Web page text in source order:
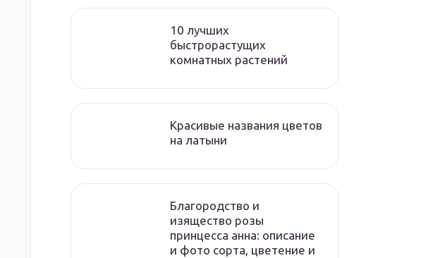
10 лучших
быстрорастущих
комнатных растений
Красивые названия цветов
на латыни
Благородство и
изящество розы
принцесса анна: описание
и фото сорта, цветение и